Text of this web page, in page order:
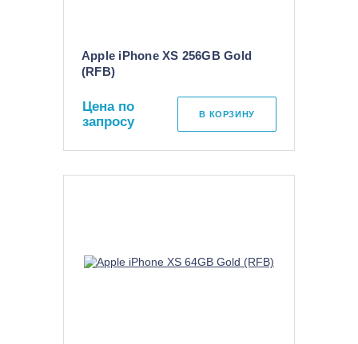
Apple iPhone XS 256GB Gold
(RFB)
Цена по
запросу
В КОРЗИНУ